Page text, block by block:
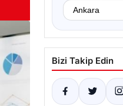
Bizi Takip Edin